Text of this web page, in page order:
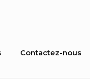
Contactez-nous